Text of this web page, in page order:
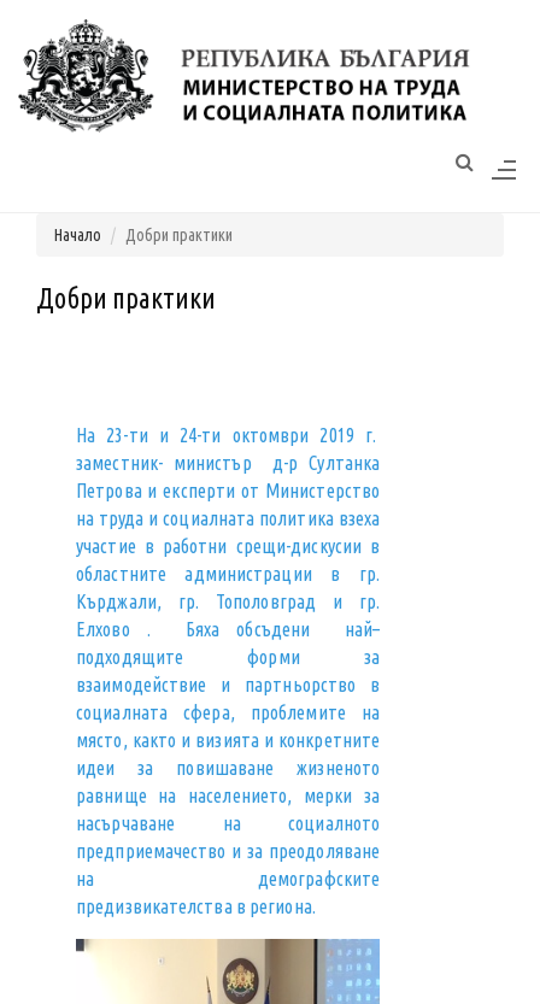
Моля,
обърнете
достъпност.
Начало Добри практики
Добри практики
На 23-ти и 24-ти октомври 2019 г.
заместник- министър д-р Султанка
Петрова и експерти от Министерство
на труда и социалната политика взеха
участие в работни срещи-дискусии в
областните администрации в гр.
Кърджали, гр. Тополовград и гр.
Елхово . Бяха обсъдени най–
подходящите форми за
взаимодействие и партньорство в
социалната сфера, проблемите на
място, както и визията и конкретните
идеи за повишаване жизненото
равнище на населението, мерки за
насърчаване на социалното
предприемачество и за преодоляване
на демографските
предизвикателства в региона.